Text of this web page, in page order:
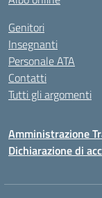
Genitori
Insegnanti
Personale ATA
Contatti
Tutti gli argomenti
Amministrazione
Dichiarazione di